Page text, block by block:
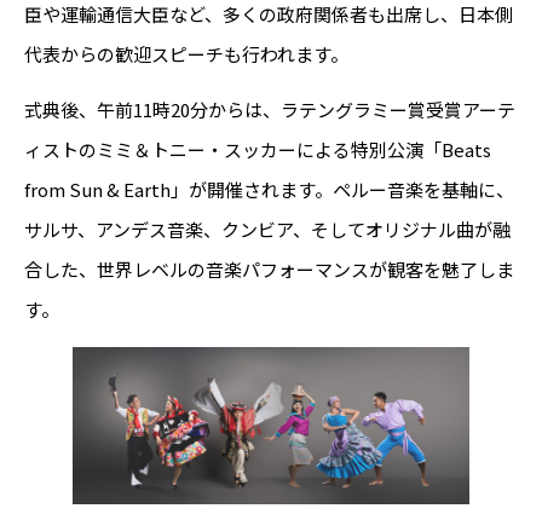
臣や運輸通信大臣など、多くの政府関係者も出席し、日本側
代表からの歓迎スピーチも行われます。
式典後、午前11時20分からは、ラテングラミー賞受賞アーテ
ィストのミミ＆トニー・スッカーによる特別公演「Beats
from Sun & Earth」が開催されます。ペルー音楽を基軸に、
サルサ、アンデス音楽、クンビア、そしてオリジナル曲が融
合した、世界レベルの音楽パフォーマンスが観客を魅了しま
す。